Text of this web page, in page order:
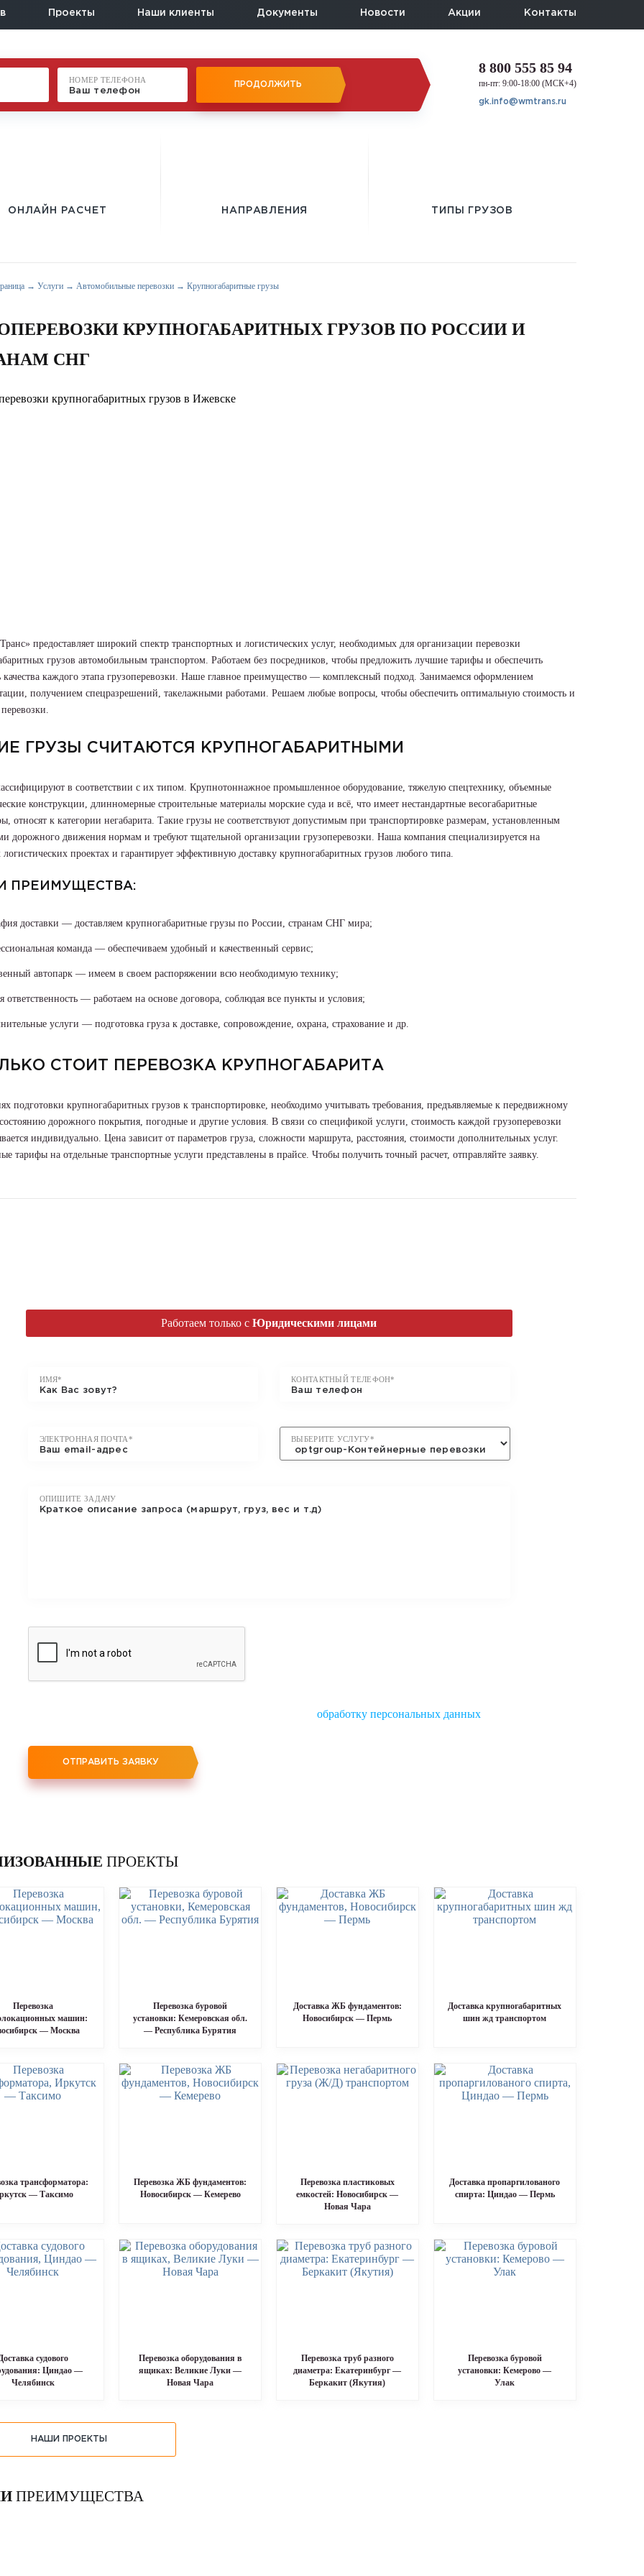
Проекты Наши клиенты Документы Новости Акции Контакты
НОМЕР ТЕЛЕФОНА
ПРОДОЛЖИТЬ
8 800 555 85 94
пн-пт: 9:00-18:00 (МСК+4)
gk.info@wmtrans.ru
ОНЛАЙН РАСЧЕТ НАПРАВЛЕНИЯ ТИПЫ ГРУЗОВ
→ Услуги → Автомобильные перевозки → Крупногабаритные грузы
КРУПНОГАБАРИТНЫХ ГРУЗОВ ПО РОССИИ И
СНГ
предоставляет широкий спектр транспортных и логистических услуг, необходимых для организации перевозки
грузов автомобильным транспортом. Работаем без посредников, чтобы предложить лучшие тарифы и обеспечить
качества каждого этапа грузоперевозки. Наше главное преимущество — комплексный подход. Занимаемся оформлением
получением спецразрешений, такелажными работами. Решаем любые вопросы, чтобы обеспечить оптимальную стоимость и
ГРУЗЫ СЧИТАЮТСЯ КРУПНОГАБАРИТНЫМИ
в соответствии с их типом. Крупнотоннажное промышленное оборудование, тяжелую спецтехнику, объемные
конструкции, длинномерные строительные материалы морские суда и всё, что имеет нестандартные весогабаритные
относят к категории негабарита. Такие грузы не соответствуют допустимым при транспортировке размерам, установленным
дорожного движения нормам и требуют тщательной организации грузоперевозки. Наша компания специализируется на
проектах и гарантирует эффективную доставку крупногабаритных грузов любого типа.
ПРЕИМУЩЕСТВА:
доставки — доставляем крупногабаритные грузы по России, странам СНГ мира;
команда — обеспечиваем удобный и качественный сервис;
автопарк — имеем в своем распоряжении всю необходимую технику;
ответственность — работаем на основе договора, соблюдая все пункты и условия;
услуги — подготовка груза к доставке, сопровождение, охрана, страхование и др.
СТОИТ ПЕРЕВОЗКА КРУПНОГАБАРИТА
подготовки крупногабаритных грузов к транспортировке, необходимо учитывать требования, предъявляемые к передвижному
дорожного покрытия, погодные и другие условия. В связи со спецификой услуги, стоимость каждой грузоперевозки
индивидуально. Цена зависит от параметров груза, сложности маршрута, расстояния, стоимости дополнительных услуг.
тарифы на отдельные транспортные услуги представлены в прайсе. Чтобы получить точный расчет, отправляйте заявку.
Работаем только c Юридическими лицами
ИМЯ* КОНТАКТНЫЙ ТЕЛЕФОН*
ЭЛЕКТРОННАЯ ПОЧТА* ВЫБЕРИТЕ УСЛУГУ*
ОПИШИТЕ ЗАДАЧУ
обработку персональных данных
ПРОЕКТЫ
Перевозка
машин:
— Москва
Перевозка буровой
установки: Кемеровская обл.
— Республика Бурятия
Доставка ЖБ фундаментов:
Новосибирск — Пермь
Доставка крупногабаритных
шин жд транспортом
трансформатора:
— Таксимо
Перевозка ЖБ фундаментов:
Новосибирск — Кемерево
Перевозка пластиковых
емкостей: Новосибирск —
Новая Чара
Доставка пропаргилованого
спирта: Циндао — Пермь
судового
Циндао —
Челябинск
Перевозка оборудования в
ящиках: Великие Луки —
Новая Чара
Перевозка труб разного
диаметра: Екатеринбург —
Беркакит (Якутия)
Перевозка буровой
установки: Кемерово —
Улак
НАШИ ПРОЕКТЫ
ПРЕИМУЩЕСТВА